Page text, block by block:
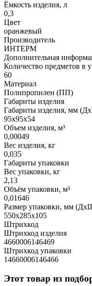
Ёмкость изделия, л
0,3
Цвет
оранжевый
Производитель
ИНТЕРМ
Дополнительная
Количество предметов в
60
Материал
Полипропилен (ПП)
Габариты изделия
Габариты изделия, мм
95х95х54
Объем изделия, м³
0,00049
Вес изделия, кг
0,035
Габариты упаковки
Вес упаковки, кг
2,13
Объём упаковки, м³
0,01646
Размер упаковки, мм
550х285х105
Штрихкод
Штрихкод изделия
4660006146469
Штрихкод упаковки
14660006146466
Этот товар из